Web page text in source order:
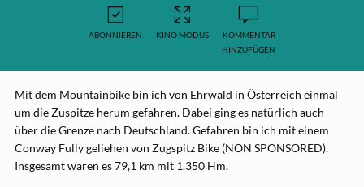
ABONNIEREN KINO MODUS
KOMMENTAR
HINZUFÜGEN
Mit dem Mountainbike bin ich von Ehrwald in Österreich einmal
um die Zuspitze herum gefahren. Dabei ging es natürlich auch
über die Grenze nach Deutschland. Gefahren bin ich mit einem
Conway Fully geliehen von Zugspitz Bike (NON SPONSORED).
Insgesamt waren es 79,1 km mit 1.350 Hm.